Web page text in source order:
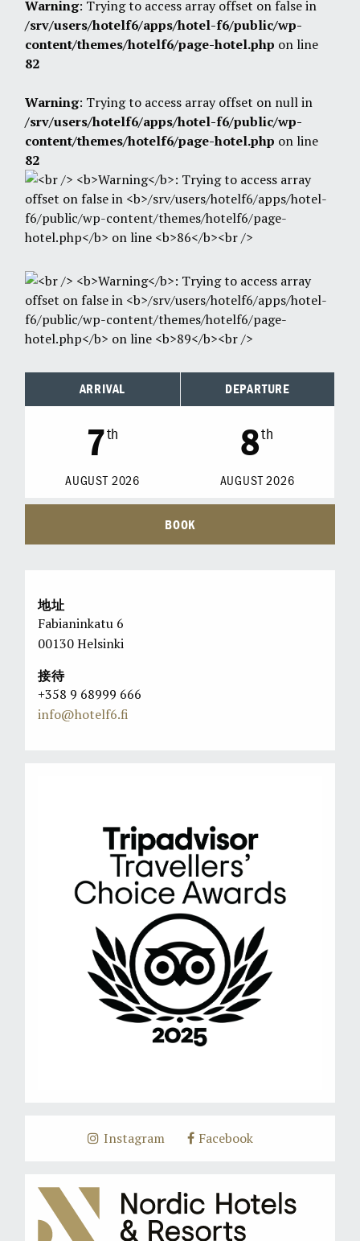
Warning: Trying to access array offset on false in
/srv/users/hotelf6/apps/hotel-f6/public/wp-
content/themes/hotelf6/page-hotel.php on line
82
Warning: Trying to access array offset on null in
/srv/users/hotelf6/apps/hotel-f6/public/wp-
content/themes/hotelf6/page-hotel.php on line
82
ARRIVAL DEPARTURE
7th
AUGUST 2026
8th
AUGUST 2026
BOOK
地址
Fabianinkatu 6
00130 Helsinki
接待
+358 9 68999 666
info@hotelf6.fi
Instagram Facebook